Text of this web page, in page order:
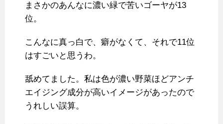
まさかのあんなに濃い緑で苦いゴーヤが13
位。
こんなに真っ白で、癖がなくて、それで11位
はすごいと思うわ。
舐めてました。私は色が濃い野菜ほどアンチ
エイジング成分が高いイメージがあったので
うれしい誤算。